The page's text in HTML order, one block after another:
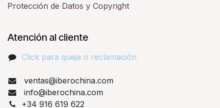
Protección de Datos y Copyright
Atención al cliente
Click para queja o reclamación​
ventas@iberochina.com
info@iberochina.com
+34 916 619 622